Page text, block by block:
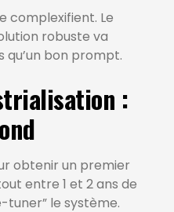
complexifient. Le
robuste va
bon prompt.
:
obtenir un premier
entre 1 et 2 ans de
le système.